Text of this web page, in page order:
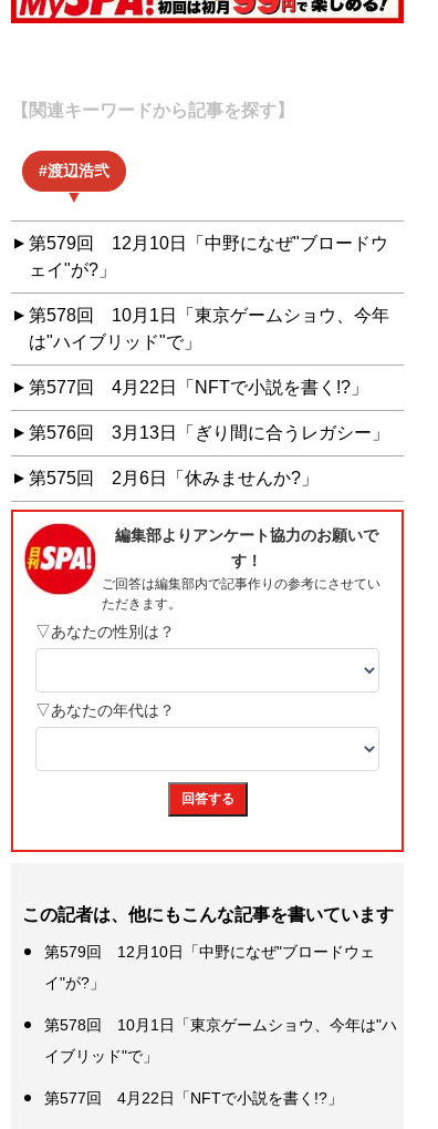
【関連キーワードから記事を探す】
渡辺浩弐
第579回 12月10日「中野になぜ"ブロードウ
ェイ"が?」
第578回 10月1日「東京ゲームショウ、今年
は"ハイブリッド"で」
第577回 4月22日「NFTで小説を書く!?」
第576回 3月13日「ぎり間に合うレガシー」
第575回 2月6日「休みませんか?」
この記者は、他にもこんな記事を書いています
第579回 12月10日「中野になぜ"ブロードウェ
イ"が?」
第578回 10月1日「東京ゲームショウ、今年は"ハ
イブリッド"で」
第577回 4月22日「NFTで小説を書く!?」